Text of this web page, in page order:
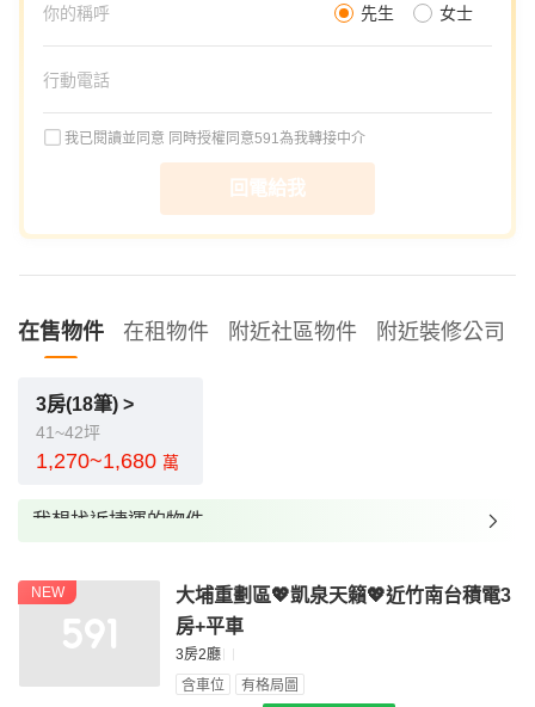
先生 女士
我已閱讀並同意 同時授權同意591為我轉接中介
回電給我
在售物件 在租物件 附近社區物件 附近裝修公司
3房(18筆) >
41~42坪
1,270~1,680 萬
我想找近捷運的物件
我想找配備瓦斯爐的物件
我想找廁所開窗的物件
我想找具垃圾處理的物件
NEW
大埔重劃區💖凱泉天籟💖近竹南台積電3
房+平車
3房2廳
含車位
有格局圖